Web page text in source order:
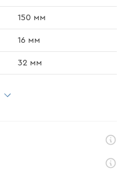
150 мм
16 мм
32 мм